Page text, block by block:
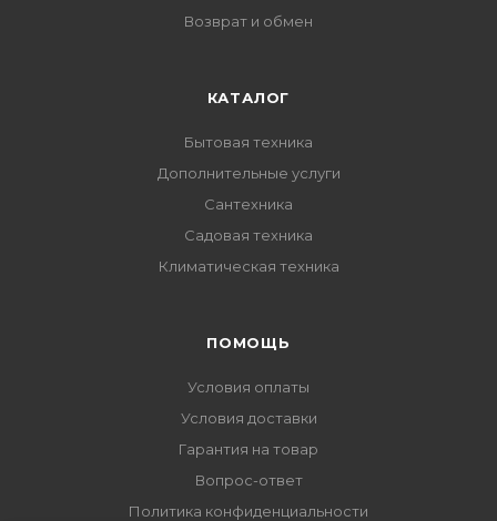
Возврат и обмен
КАТАЛОГ
Бытовая техника
Дополнительные услуги
Сантехника
Садовая техника
Климатическая техника
ПОМОЩЬ
Условия оплаты
Условия доставки
Гарантия на товар
Вопрос-ответ
Политика конфиденциальности